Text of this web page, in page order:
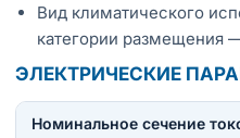
Вид климатического
категории размещения
ЭЛЕКТРИЧЕСКИЕ
Номинальное сечение